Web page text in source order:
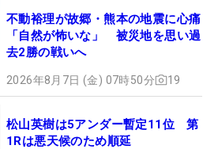
不動裕理が故郷・熊本の地震に心痛
「自然が怖いな」 被災地を思い過
去2勝の戦いへ
2026年8月7日 (金) 07時50分 19
松山英樹は5アンダー暫定11位 第
1Rは悪天候のため順延